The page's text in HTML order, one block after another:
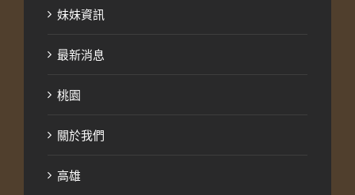
妹妹資訊
最新消息
桃園
關於我們
高雄